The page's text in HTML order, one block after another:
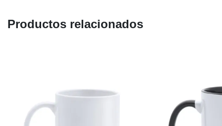
Productos relacionados